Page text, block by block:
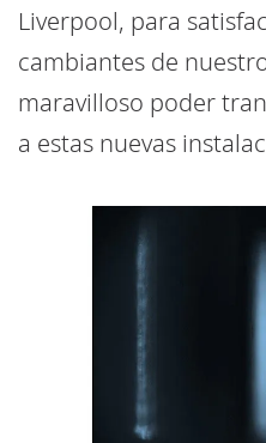
Liverpool, para
cambiantes de
maravilloso poder
a estas nuevas